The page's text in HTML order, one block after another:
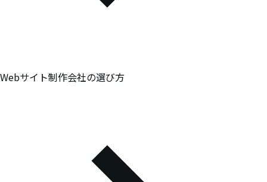
Webサイト制作会社の選び方